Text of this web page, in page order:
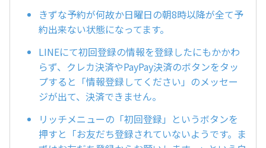
きずな予約が何故か日曜日の朝8時以降が全て予
約出来ない状態になってます。
LINEにて初回登録の情報を登録したにもかかわ
らず、クレカ決済やPayPay決済のボタンをタッ
プすると「情報登録してください」のメッセー
ジが出て、決済できません。
リッチメニューの「初回登録」というボタンを
押すと「お友だち登録されていないようです。ま